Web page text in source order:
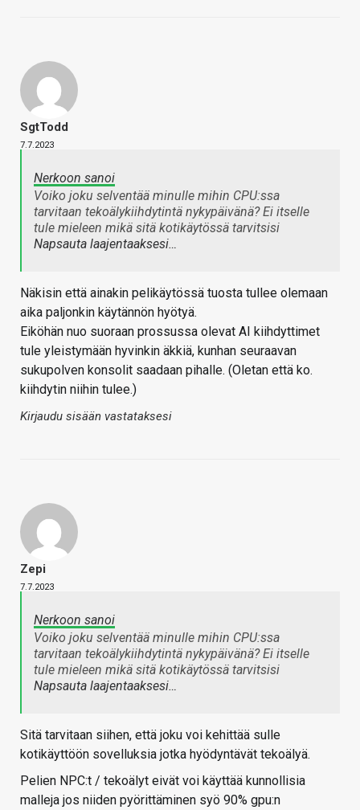
SgtTodd
7.7.2023
Nerkoon sanoi
Voiko joku selventää minulle mihin CPU:ssa
tarvitaan tekoälykiihdytintä nykypäivänä? Ei itselle
tule mieleen mikä sitä kotikäytössä tarvitsisi
Napsauta laajentaaksesi…
Näkisin että ainakin pelikäytössä tuosta tullee olemaan
aika paljonkin käytännön hyötyä.
Eiköhän nuo suoraan prossussa olevat AI kiihdyttimet
tule yleistymään hyvinkin äkkiä, kunhan seuraavan
sukupolven konsolit saadaan pihalle. (Oletan että ko.
kiihdytin niihin tulee.)
Kirjaudu sisään vastataksesi
Zepi
7.7.2023
Nerkoon sanoi
Voiko joku selventää minulle mihin CPU:ssa
tarvitaan tekoälykiihdytintä nykypäivänä? Ei itselle
tule mieleen mikä sitä kotikäytössä tarvitsisi
Napsauta laajentaaksesi…
Sitä tarvitaan siihen, että joku voi kehittää sulle
kotikäyttöön sovelluksia jotka hyödyntävät tekoälyä.
Pelien NPC:t / tekoälyt eivät voi käyttää kunnollisia
malleja jos niiden pyörittäminen syö 90% gpu:n